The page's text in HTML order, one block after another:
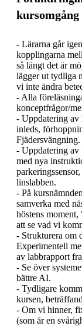
kursomgång
- Lärarna går
kopplingarna
så längt det är
lägger ut tydliga
vi inte ändra
- Alla
konceptfrågor/
- Uppdatering av
inleds,
Fjädersvängning.
- Uppdatering av
med nya
linslabben.
- På
samverka med
höstens
att se vad vi
- Strukturera om
Experimentell
av labbrapport
- Se över
bättre AI.
- Tydligare
kursen,
- Om vi hinner,
(som är en